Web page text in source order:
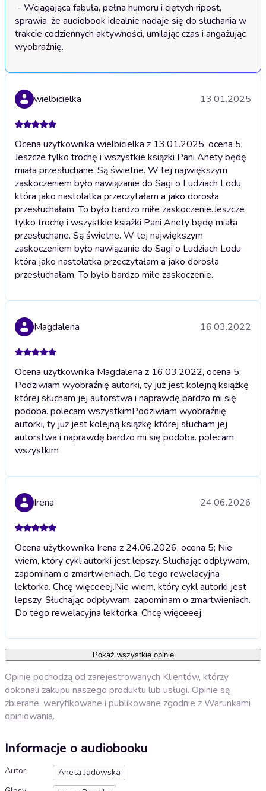
sprawia, że audiobook idealnie nadaje się do słuchania w
trakcie codziennych aktywności, umilając czas i angażując
wyobraźnię.
wielbicielka 13.01.2025
Ocena użytkownika wielbicielka z 13.01.2025, ocena 5;
Jeszcze tylko trochę i wszystkie książki Pani Anety będę
miała przesłuchane. Są świetne. W tej największym
zaskoczeniem było nawiązanie do Sagi o Ludziach Lodu
która jako nastolatka przeczytałam a jako dorosła
przesłuchałam. To było bardzo miłe zaskoczenie.Jeszcze
tylko trochę i wszystkie książki Pani Anety będę miała
przesłuchane. Są świetne. W tej największym
zaskoczeniem było nawiązanie do Sagi o Ludziach Lodu
która jako nastolatka przeczytałam a jako dorosła
przesłuchałam. To było bardzo miłe zaskoczenie.
Magdalena 16.03.2022
Ocena użytkownika Magdalena z 16.03.2022, ocena 5;
Podziwiam wyobraźnię autorki, ty już jest kolejną książkę
której słucham jej autorstwa i naprawdę bardzo mi się
podoba. polecam wszystkimPodziwiam wyobraźnię
autorki, ty już jest kolejną książkę której słucham jej
autorstwa i naprawdę bardzo mi się podoba. polecam
wszystkim
Irena 24.06.2026
Ocena użytkownika Irena z 24.06.2026, ocena 5; Nie
wiem, który cykl autorki jest lepszy. Słuchając odpływam,
zapominam o zmartwieniach. Do tego rewelacyjna
lektorka. Chcę więceeej.Nie wiem, który cykl autorki jest
lepszy. Słuchając odpływam, zapominam o zmartwieniach.
Do tego rewelacyjna lektorka. Chcę więceeej.
Pokaż wszystkie opinie
Opinie pochodzą od zarejestrowanych Klientów, którzy
dokonali zakupu naszego produktu lub usługi. Opinie są
zbierane, weryfikowane i publikowane zgodnie zWarunkami
opiniowania.
Informacje o audiobooku
Autor
Aneta Jadowska